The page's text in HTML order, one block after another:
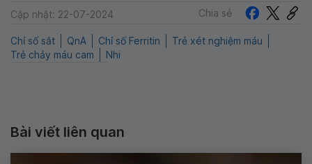
Cập nhật: 22-07-2024 Chia sẻ
Chỉ số sắt QnA Chỉ số Ferritin
Trẻ xét nghiệm máu
Trẻ chảy máu cam
Nhi
Bài viết liên quan